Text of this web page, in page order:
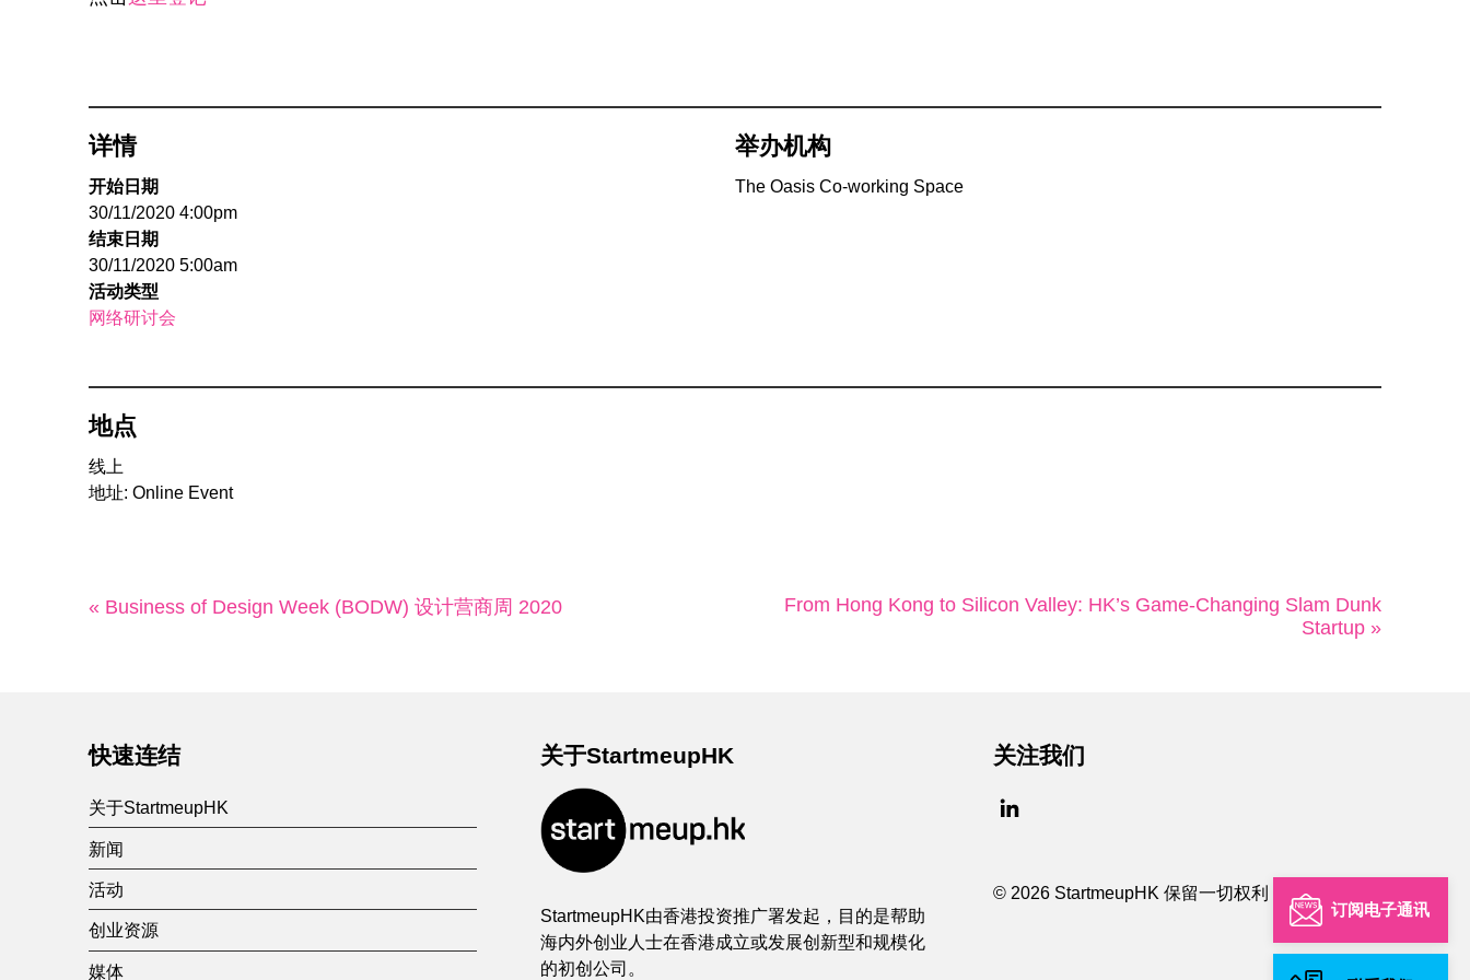
订阅电子通讯
详情
开始日期
30/11/2020 4:00pm
结束日期
30/11/2020 5:00am
活动类型
网络研讨会
举办机构
The Oasis Co-working Space
地点
线上
地址: Online Event
« Business of Design Week (BODW) 设计营商周 2020
From Hong Kong to Silicon Valley: HK’s Game-Changing Slam Dunk
Startup »
快速连结
关于StartmeupHK
新闻
活动
创业资源
媒体
关于StartmeupHK
StartmeupHK由香港投资推广署发起，目的是帮助
海内外创业人士在香港成立或发展创新型和规模化
的初创公司。
关注我们
© 2026 StartmeupHK 保留一切权利